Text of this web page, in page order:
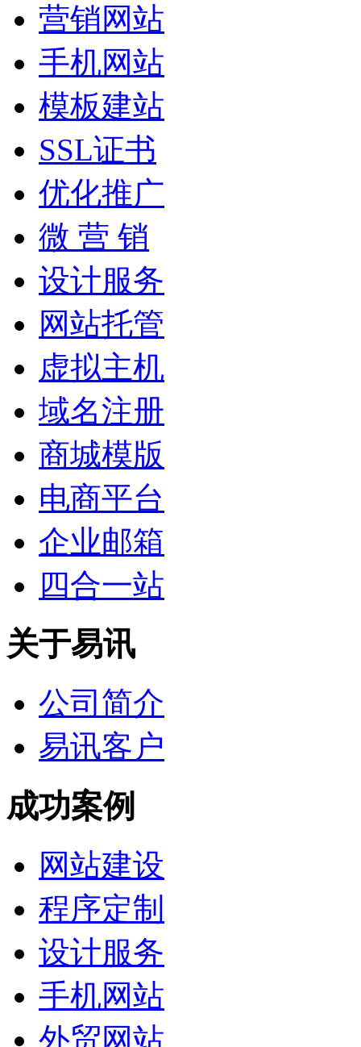
营销网站
手机网站
模板建站
SSL证书
优化推广
微 营 销
设计服务
网站托管
虚拟主机
域名注册
商城模版
电商平台
企业邮箱
四合一站
关于易讯
公司简介
易讯客户
成功案例
网站建设
程序定制
设计服务
手机网站
外贸网站